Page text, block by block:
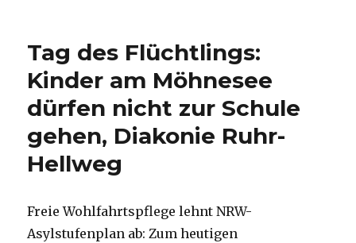
Tag des Flüchtlings:
Kinder am Möhnesee
dürfen nicht zur Schule
gehen, Diakonie Ruhr-
Hellweg
Freie Wohlfahrtspflege lehnt NRW-
Asylstufenplan ab: Zum heutigen